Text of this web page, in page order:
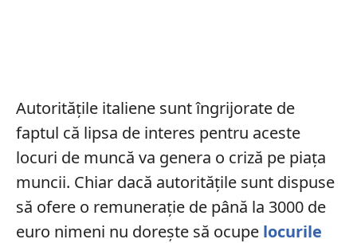
Autoritățile italiene sunt îngrijorate de
faptul că lipsa de interes pentru aceste
locuri de muncă va genera o criză pe piața
muncii. Chiar dacă autoritățile sunt dispuse
să ofere o remunerație de până la 3000 de
euro nimeni nu dorește să ocupe locurile